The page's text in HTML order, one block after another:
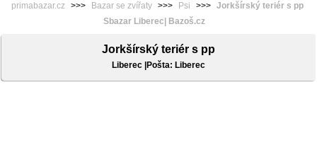
primabazar.cz >>> Bazar se zvířaty >>> Psi >>> Jorkšírský teriér s pp
Sbazar Liberec| Bazoš.cz
Jorkšírský teriér s pp
Liberec |Pošta: Liberec